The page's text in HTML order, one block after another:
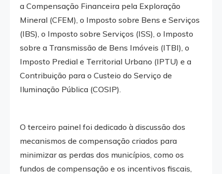
a Compensação Financeira pela Exploração
Mineral (CFEM), o Imposto sobre Bens e Serviços
(IBS), o Imposto sobre Serviços (ISS), o Imposto
sobre a Transmissão de Bens Imóveis (ITBI), o
Imposto Predial e Territorial Urbano (IPTU) e a
Contribuição para o Custeio do Serviço de
Iluminação Pública (COSIP).
O terceiro painel foi dedicado à discussão dos
mecanismos de compensação criados para
minimizar as perdas dos municípios, como os
fundos de compensação e os incentivos fiscais,